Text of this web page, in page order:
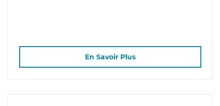
En Savoir Plus